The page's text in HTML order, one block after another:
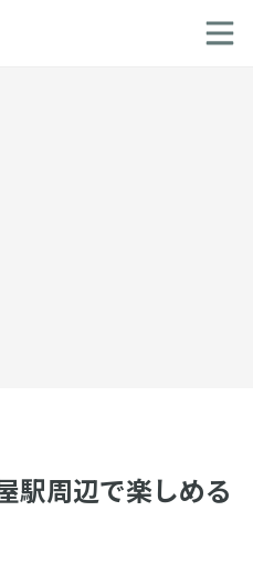
駅周辺で楽しめる